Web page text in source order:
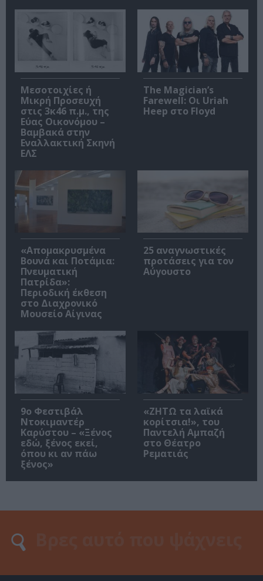
Μεσοτοιχίες ή
Μικρή Προσευχή
στις 3κ46 π.μ., της
Εύας Οικονόμου –
Βαμβακά στην
Εναλλακτική Σκηνή
ΕΛΣ
The Magician’s
Farewell: Οι Uriah
Heep στο Floyd
«Απομακρυσμένα
Βουνά και Ποτάμια:
Πνευματική
Πατρίδα»:
Περιοδική έκθεση
στο Διαχρονικό
Μουσείο Αίγινας
25 αναγνωστικές
προτάσεις για τον
Αύγουστο
9ο Φεστιβάλ
Ντοκιμαντέρ
Καρύστου – «Ξένος
εδώ, ξένος εκεί,
όπου κι αν πάω
ξένος»
«ΖΗΤΩ τα λαϊκά
κορίτσια!», του
Παντελή Αμπαζή
στο Θέατρο
Ρεματιάς